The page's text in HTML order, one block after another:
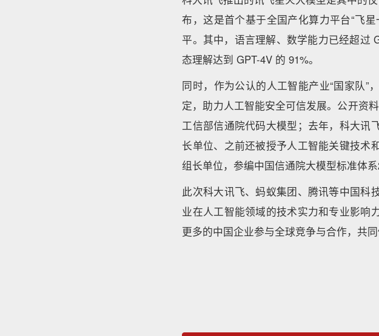
布，这是首个基于全国产化算力平台“飞
平。其中，语言理解、数学能力已经超过
态理解达到 GPT-4V 的 91%。
同时，作为公认的人工智能产业“国家队”
定，助力人工智能安全可信发展。公开资
工信部信通院代码大模型；去年，科大讯
长单位、之前还被授予人工智能关键技术
组长单位，参编中国信通院大模型标准体系
此次科大讯飞、蚂蚁集团、腾讯等中国科
业在人工智能领域的技术实力和专业影响
更多的中国企业参与全球竞争与合作，共